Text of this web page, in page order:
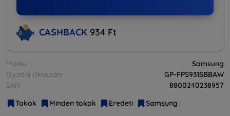
CASHBACK 934 Ft
Márka
Samsung
Gyártói cikkszám
GP-FPS931SBBAW
EAN
8800240238957
Tokok
Minden tokok Eredeti Samsung